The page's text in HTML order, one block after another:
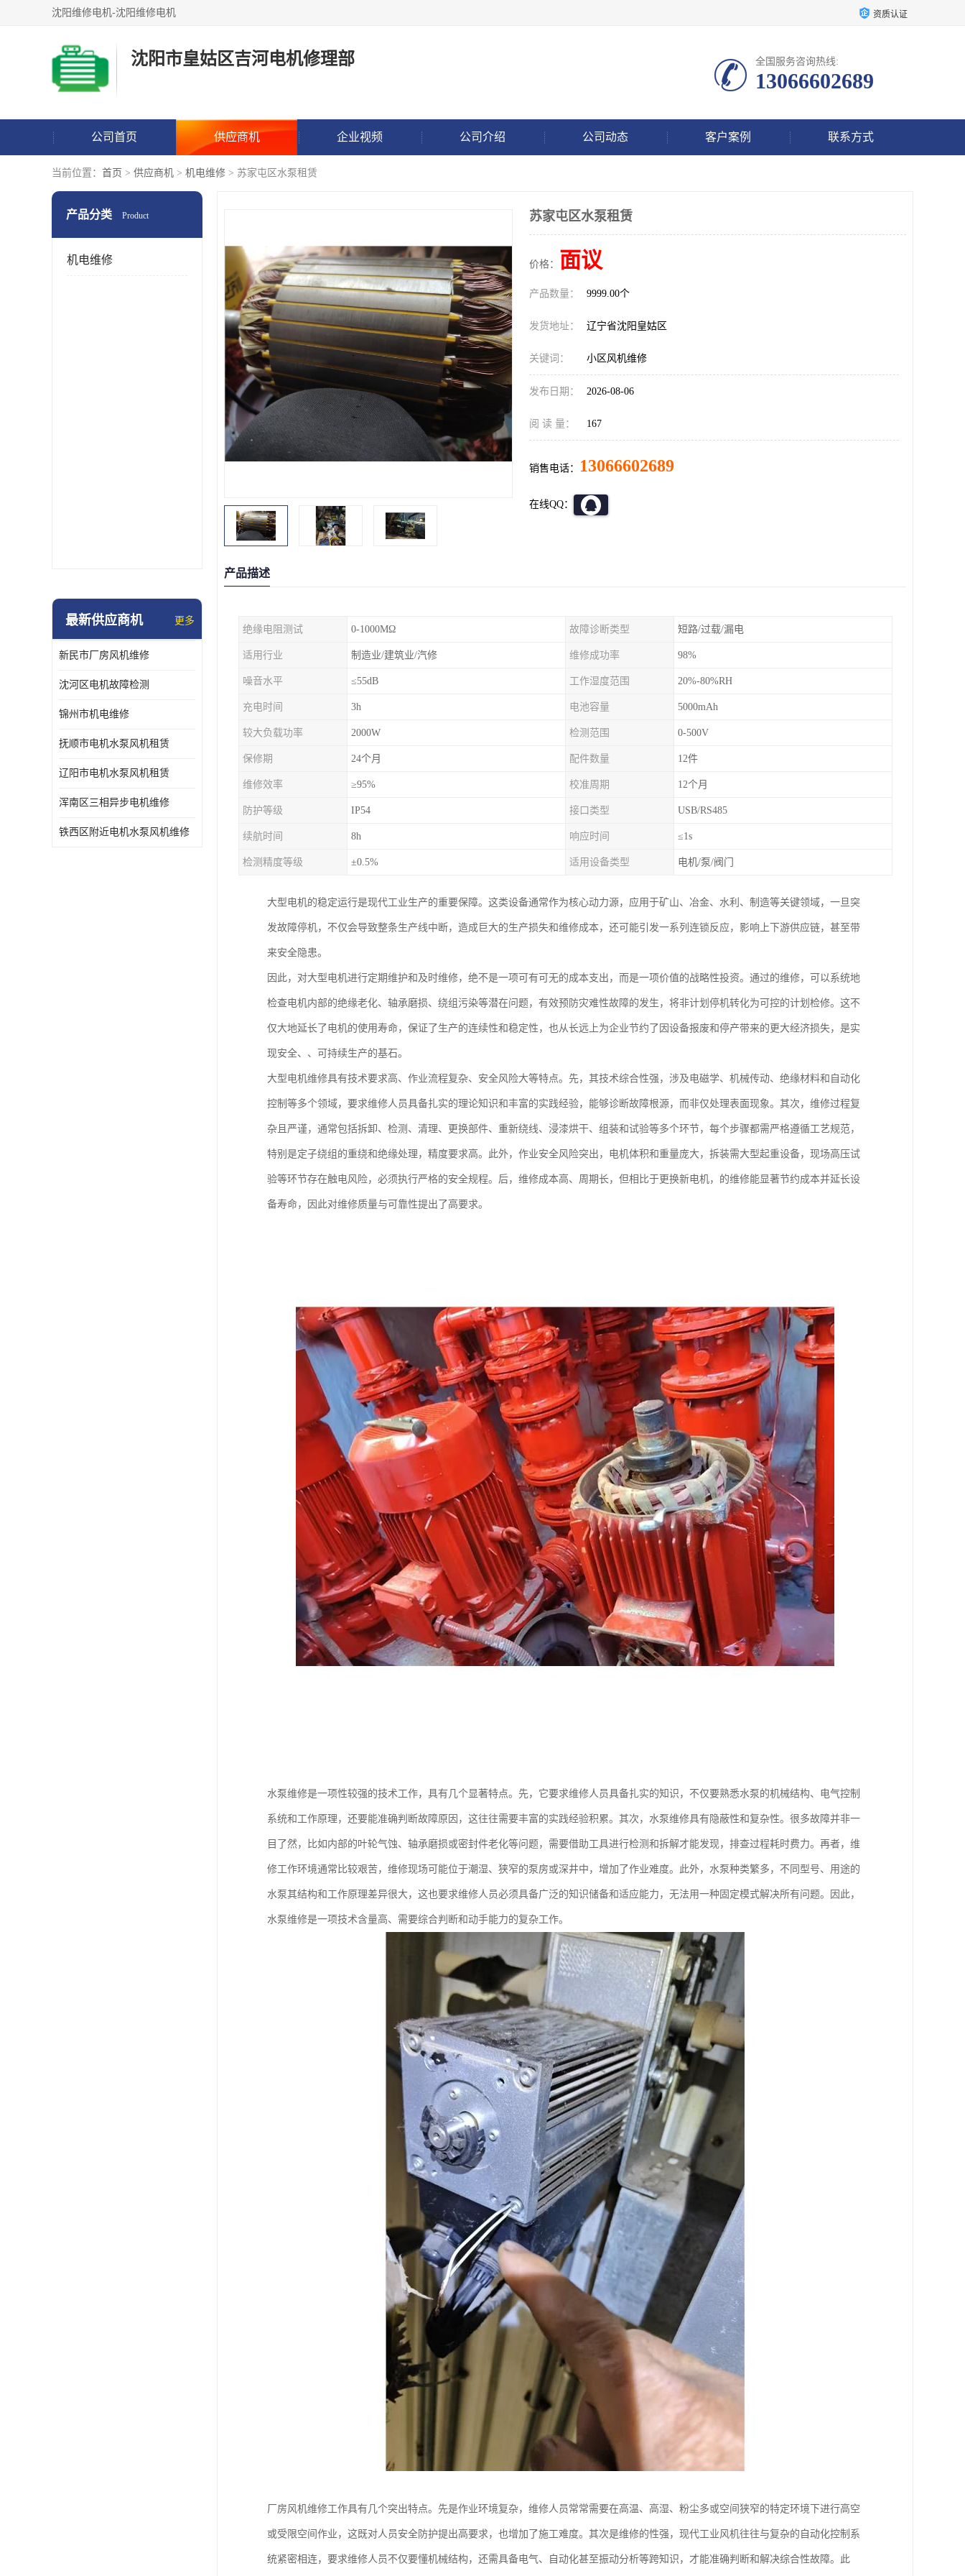
沈阳维修电机-沈阳维修电机 资质认证
沈阳市皇姑区吉河电机修理部 全国服务咨询热线:
13066602689
公司首页 供应商机 企业视频 公司介绍 公司动态 客户案例 联系方式
当前位置： 首页 > 供应商机 > 机电维修 > 苏家屯区水泵租赁
产品分类 Product
机电维修
最新供应商机 更多
新民市厂房风机维修
沈河区电机故障检测
锦州市机电维修
抚顺市电机水泵风机租赁
辽阳市电机水泵风机租赁
浑南区三相异步电机维修
铁西区附近电机水泵风机维修
苏家屯区水泵租赁
价格： 面议
产品数量： 9999.00个
发货地址： 辽宁省沈阳皇姑区
关键词： 小区风机维修
发布日期： 2026-08-06
阅 读 量： 167
销售电话： 13066602689
在线QQ：
产品描述
绝缘电阻测试 0-1000MΩ 故障诊断类型 短路/过载/漏电
适用行业 制造业/建筑业/汽修 维修成功率 98%
噪音水平 ≤55dB 工作湿度范围 20%-80%RH
充电时间 3h 电池容量 5000mAh
较大负载功率 2000W 检测范围 0-500V
保修期 24个月 配件数量 12件
维修效率 ≥95% 校准周期 12个月
防护等级 IP54 接口类型 USB/RS485
续航时间 8h 响应时间 ≤1s
检测精度等级 ±0.5% 适用设备类型 电机/泵/阀门
大型电机的稳定运行是现代工业生产的重要保障。这类设备通常作为核心动力源，应用于矿山、冶金、水利、制造等关键领域，一旦突
发故障停机，不仅会导致整条生产线中断，造成巨大的生产损失和维修成本，还可能引发一系列连锁反应，影响上下游供应链，甚至带
来安全隐患。
因此，对大型电机进行定期维护和及时维修，绝不是一项可有可无的成本支出，而是一项价值的战略性投资。通过的维修，可以系统地
检查电机内部的绝缘老化、轴承磨损、绕组污染等潜在问题，有效预防灾难性故障的发生，将非计划停机转化为可控的计划检修。这不
仅大地延长了电机的使用寿命，保证了生产的连续性和稳定性，也从长远上为企业节约了因设备报废和停产带来的更大经济损失，是实
现安全、、可持续生产的基石。
大型电机维修具有技术要求高、作业流程复杂、安全风险大等特点。先，其技术综合性强，涉及电磁学、机械传动、绝缘材料和自动化
控制等多个领域，要求维修人员具备扎实的理论知识和丰富的实践经验，能够诊断故障根源，而非仅处理表面现象。其次，维修过程复
杂且严谨，通常包括拆卸、检测、清理、更换部件、重新绕线、浸漆烘干、组装和试验等多个环节，每个步骤都需严格遵循工艺规范，
特别是定子绕组的重绕和绝缘处理，精度要求高。此外，作业安全风险突出，电机体积和重量庞大，拆装需大型起重设备，现场高压试
验等环节存在触电风险，必须执行严格的安全规程。后，维修成本高、周期长，但相比于更换新电机，的维修能显著节约成本并延长设
备寿命，因此对维修质量与可靠性提出了高要求。
水泵维修是一项性较强的技术工作，具有几个显著特点。先，它要求维修人员具备扎实的知识，不仅要熟悉水泵的机械结构、电气控制
系统和工作原理，还要能准确判断故障原因，这往往需要丰富的实践经验积累。其次，水泵维修具有隐蔽性和复杂性。很多故障并非一
目了然，比如内部的叶轮气蚀、轴承磨损或密封件老化等问题，需要借助工具进行检测和拆解才能发现，排查过程耗时费力。再者，维
修工作环境通常比较艰苦，维修现场可能位于潮湿、狭窄的泵房或深井中，增加了作业难度。此外，水泵种类繁多，不同型号、用途的
水泵其结构和工作原理差异很大，这也要求维修人员必须具备广泛的知识储备和适应能力，无法用一种固定模式解决所有问题。因此，
水泵维修是一项技术含量高、需要综合判断和动手能力的复杂工作。
厂房风机维修工作具有几个突出特点。先是作业环境复杂，维修人员常常需要在高温、高湿、粉尘多或空间狭窄的特定环境下进行高空
或受限空间作业，这既对人员安全防护提出高要求，也增加了施工难度。其次是维修的性强，现代工业风机往往与复杂的自动化控制系
统紧密相连，要求维修人员不仅要懂机械结构，还需具备电气、自动化甚至振动分析等跨知识，才能准确判断和解决综合性故障。此